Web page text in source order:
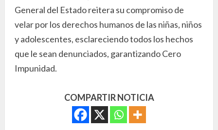
General del Estado reitera su compromiso de
velar por los derechos humanos de las niñas, niños
y adolescentes, esclareciendo todos los hechos
que le sean denunciados, garantizando Cero
Impunidad.
COMPARTIR NOTICIA